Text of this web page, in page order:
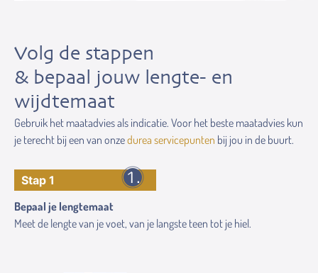
Volg de stappen
& bepaal jouw lengte- en
wijdtemaat
Gebruik het maatadvies als indicatie. Voor het beste maatadvies kun
je terecht bij een van onzedurea servicepunten bij jou in de buurt.
Stap 1
Bepaal je lengtemaat
Meet de lengte van je voet, van je langste teen tot je hiel.